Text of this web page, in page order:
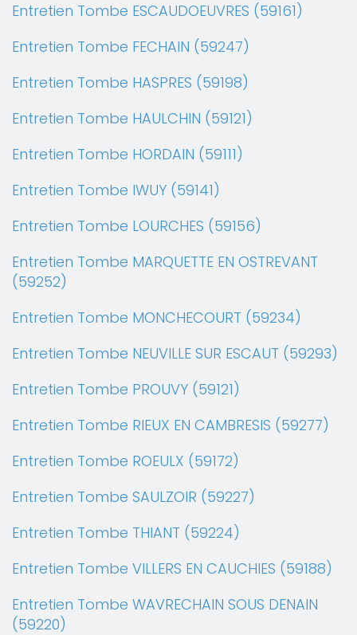
Entretien Tombe ESCAUDOEUVRES (59161)
Entretien Tombe FECHAIN (59247)
Entretien Tombe HASPRES (59198)
Entretien Tombe HAULCHIN (59121)
Entretien Tombe HORDAIN (59111)
Entretien Tombe IWUY (59141)
Entretien Tombe LOURCHES (59156)
Entretien Tombe MARQUETTE EN OSTREVANT
(59252)
Entretien Tombe MONCHECOURT (59234)
Entretien Tombe NEUVILLE SUR ESCAUT (59293)
Entretien Tombe PROUVY (59121)
Entretien Tombe RIEUX EN CAMBRESIS (59277)
Entretien Tombe ROEULX (59172)
Entretien Tombe SAULZOIR (59227)
Entretien Tombe THIANT (59224)
Entretien Tombe VILLERS EN CAUCHIES (59188)
Entretien Tombe WAVRECHAIN SOUS DENAIN
(59220)